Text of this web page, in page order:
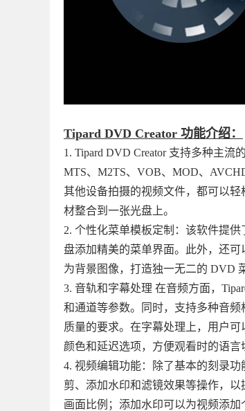
Tipard DVD Creator 功能介绍：
1. Tipard DVD Creator 支持多种主
MTS、M2TS、VOB、MOD、
其他设备拍摄的视频文件，都可以
材整合到一张光盘上。
2. 个性化菜单模板定制：该软件提
盘添加精美的菜单界面。此外，还
为背景图像，打造独一无二的 DVD
3. 音轨和字幕处理 在音频方面，
和通道等参数。同时，支持多种音
质量的要求。在字幕处理上，用户可
颜色和延迟选项，方便观看时的语言
4. 视频编辑功能：除了基本的刻录
剪、添加水印和滤镜效果等操作，
画面比例；添加水印可以为视频添